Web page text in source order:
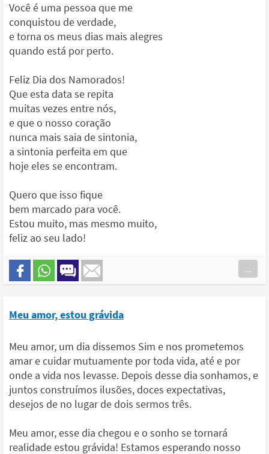
Você é uma pessoa que me
conquistou de verdade,
e torna os meus dias mais alegres
quando está por perto.
Feliz Dia dos Namorados!
Que esta data se repita
muitas vezes entre nós,
e que o nosso coração
nunca mais saia de sintonia,
a sintonia perfeita em que
hoje eles se encontram.
Quero que isso fique
bem marcado para você.
Estou muito, mas mesmo muito,
feliz ao seu lado!
...
Meu amor, estou grávida
Meu amor, um dia dissemos Sim e nos prometemos
amar e cuidar mutuamente por toda vida, até e por
onde a vida nos levasse. Depois desse dia sonhamos, e
juntos construímos ilusões, doces expectativas,
desejos de no lugar de dois sermos três.
Meu amor, esse dia chegou e o sonho se tornará
realidade estou grávida! Estamos esperando nosso